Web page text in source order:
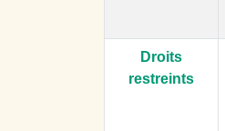
Droits
restreints